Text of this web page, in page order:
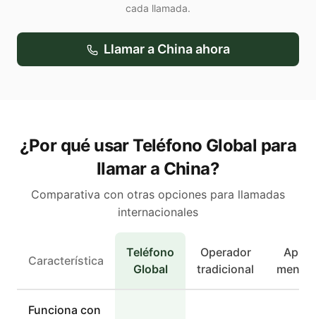
cada llamada.
Llamar a Chinaahora
¿Por qué usar Teléfono Global para
llamar a China?
Comparativa con otras opciones para llamadas
internacionales
Característica
Teléfono
Global
Operador
tradicional
Apps
Funciona con